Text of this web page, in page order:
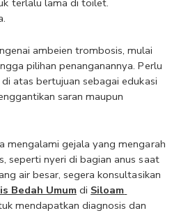
terlalu lama di toilet.
ambeien trombosis, mulai
pilihan penanganannya. Perlu
atas bertujuan sebagai edukasi
saran maupun
mengalami gejala yang mengarah
seperti nyeri di bagian anus saat
air besar, segera konsultasikan
Bedah Umum di Siloam
mendapatkan diagnosis dan